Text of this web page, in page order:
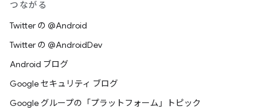
つながる
Twitter の @Android
Twitter の @AndroidDev
Android ブログ
Google セキュリティ ブログ
Google グループの「プラットフォーム」トピック